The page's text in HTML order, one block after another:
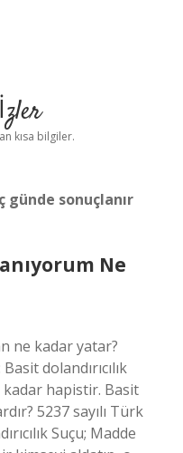
kısa bilgiler.
günde sonuçlanır
Ne
ne kadar yatar?
dolandırıcılık
kadar hapistir. Basit
5237 sayılı Türk
Suçu; Madde